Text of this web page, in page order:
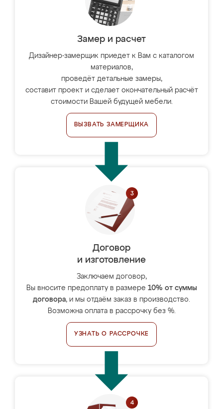
Замер и расчет
Дизайнер-замерщик приедет к Вам с каталогом
материалов,
проведёт детальные замеры,
составит проект и сделает окончательный расчёт
стоимости Вашей будущей мебели.
ВЫЗВАТЬ ЗАМЕРЩИКА
Договор
и изготовление
Заключаем договор,
Вы вносите предоплату в размере 10% от суммы
договора, и мы отдаём заказ в производство.
Возможна оплата в рассрочку без %.
УЗНАТЬ О РАССРОЧКЕ